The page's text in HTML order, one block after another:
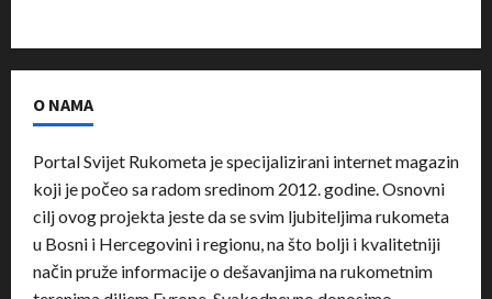
O NAMA
Portal Svijet Rukometa je specijalizirani internet magazin
koji je počeo sa radom sredinom 2012. godine. Osnovni
cilj ovog projekta jeste da se svim ljubiteljima rukometa
u Bosni i Hercegovini i regionu, na što bolji i kvalitetniji
način pruže informacije o dešavanjima na rukometnim